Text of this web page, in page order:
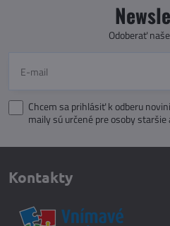
Odoberať
Chcem sa prihlásiť k odberu
maily sú určené pre osoby
Kontakty